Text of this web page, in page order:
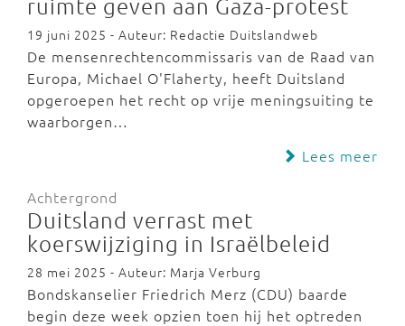
ruimte geven aan Gaza-protest
19 juni 2025 - Auteur: Redactie Duitslandweb
De mensenrechtencommissaris van de Raad van
Europa, Michael O'Flaherty, heeft Duitsland
opgeroepen het recht op vrije meningsuiting te
waarborgen…
Lees meer
Achtergrond
Duitsland verrast met
koerswijziging in Israëlbeleid
28 mei 2025 - Auteur: Marja Verburg
Bondskanselier Friedrich Merz (CDU) baarde
begin deze week opzien toen hij het optreden